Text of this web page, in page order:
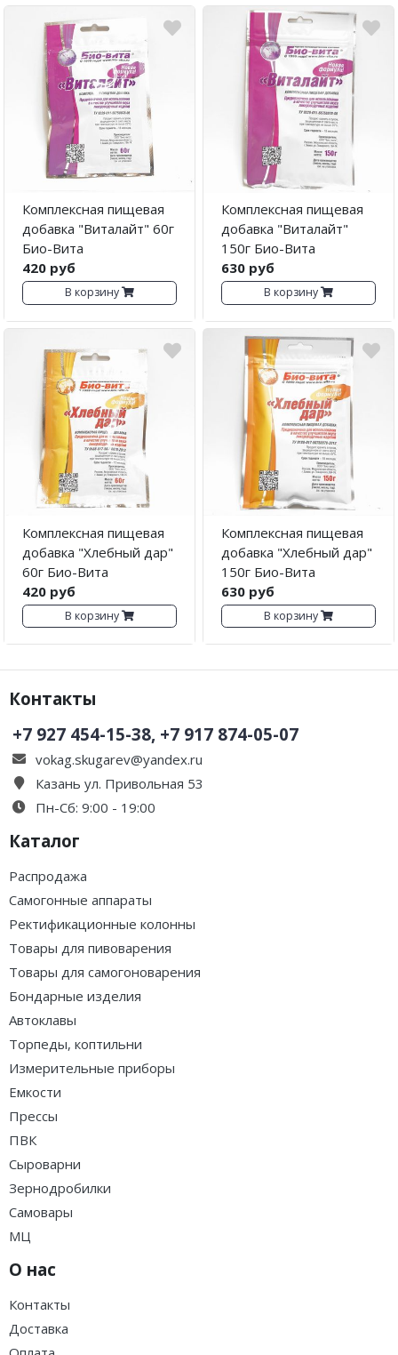
Комплексная пищевая
добавка "Виталайт" 60г
Био-Вита
420 руб
В корзину
Комплексная пищевая
добавка "Виталайт"
150г Био-Вита
630 руб
В корзину
Комплексная пищевая
добавка "Хлебный дар"
60г Био-Вита
420 руб
В корзину
Комплексная пищевая
добавка "Хлебный дар"
150г Био-Вита
630 руб
В корзину
Контакты
+7 927 454-15-38, +7 917 874-05-07
vokag.skugarev@yandex.ru
Казань ул. Привольная 53
Пн-Сб: 9:00 - 19:00
Каталог
Распродажа
Самогонные аппараты
Ректификационные колонны
Товары для пивоварения
Товары для самогоноварения
Бондарные изделия
Автоклавы
Торпеды, коптильни
Измерительные приборы
Емкости
Прессы
ПВК
Сыроварни
Зернодробилки
Самовары
МЦ
О нас
Контакты
Доставка